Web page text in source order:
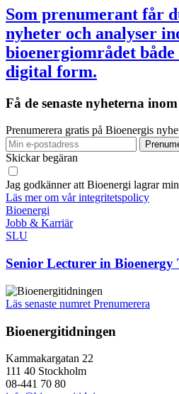
Som prenumerant får
nyheter och analyser
bioenergiområdet
digital form.
Få de senaste nyheterna
Prenumerera gratis på Bioenergis
Skickar begäran
Jag godkänner att Bioenergi lagrar
Läs mer om vår integritetspolicy
Bioenergi
Jobb & Karriär
SLU
Senior Lecturer in Bioenergy
Läs senaste numret Prenumerera
Bioenergitidningen
Kammakargatan 22
111 40 Stockholm
08-441 70 80